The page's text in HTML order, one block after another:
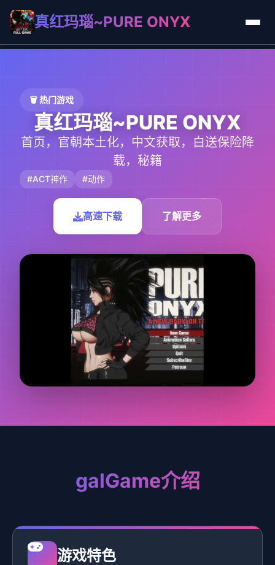
真红玛瑙~PURE ONYX
🗑️ 热门游戏
真红玛瑙~PURE ONYX
首页，官朝本土化，中文获取，白送保险降
载，秘籍
#ACT神作 #动作
高速下载 了解更多
galGame介绍
游戏特色